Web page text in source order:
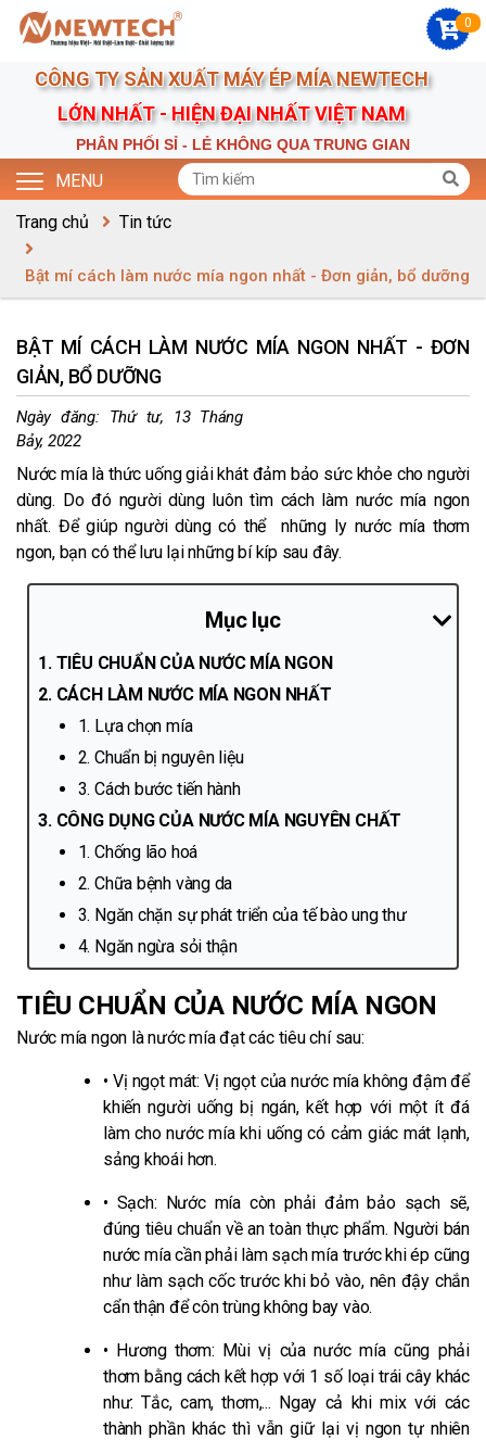
0
CÔNG TY SẢN XUẤT MÁY ÉP MÍA NEWTECH
LỚN NHẤT - HIỆN ĐẠI NHẤT VIỆT NAM
PHÂN PHỐI SỈ - LẺ KHÔNG QUA TRUNG GIAN
MENU
Trang chủ Tin tức
Bật mí cách làm nước mía ngon nhất - Đơn giản, bổ dưỡng
BẬT MÍ CÁCH LÀM NƯỚC MÍA NGON NHẤT - ĐƠN
GIẢN, BỔ DƯỠNG
Ngày đăng: Thứ tư, 13 Tháng
Bảy, 2022
Nước mía là thức uống giải khát đảm bảo sức khỏe cho người
dùng. Do đó người dùng luôn tìm cách làm nước mía ngon
nhất. Để giúp người dùng có thể những ly nước mía thơm
ngon, bạn có thể lưu lại những bí kíp sau đây.
Mục lục
TIÊU CHUẨN CỦA NƯỚC MÍA NGON
CÁCH LÀM NƯỚC MÍA NGON NHẤT
1. Lựa chọn mía
2. Chuẩn bị nguyên liệu
3. Cách bước tiến hành
CÔNG DỤNG CỦA NƯỚC MÍA NGUYÊN CHẤT
1. Chống lão hoá
2. Chữa bệnh vàng da
3. Ngăn chặn sự phát triển của tế bào ung thư
4. Ngăn ngừa sỏi thận
6. Giải độc gan
7. Hỗ trợ tiêu hoá
TIÊU CHUẨN CỦA NƯỚC MÍA NGON
Nước mía ngon là nước mía đạt các tiêu chí sau:
• Vị ngọt mát: Vị ngọt của nước mía không đậm để
khiến người uống bị ngán, kết hợp với một ít đá
làm cho nước mía khi uống có cảm giác mát lạnh,
sảng khoái hơn.
• Sạch: Nước mía còn phải đảm bảo sạch sẽ,
đúng tiêu chuẩn về an toàn thực phẩm. Người bán
nước mía cần phải làm sạch mía trước khi ép cũng
như làm sạch cốc trước khi bỏ vào, nên đậy chắn
cẩn thận để côn trùng không bay vào.
• Hương thơm: Mùi vị của nước mía cũng phải
thơm bằng cách kết hợp với 1 số loại trái cây khác
như: Tắc, cam, thơm,... Ngay cả khi mix với các
thành phần khác thì vẫn giữ lại vị ngon tự nhiên